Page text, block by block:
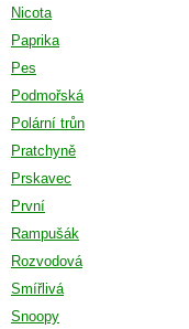
Nicota
Paprika
Pes
Podmořská
Polární trůn
Pratchyně
Prskavec
První
Rampušák
Rozvodová
Smířlivá
Snoopy